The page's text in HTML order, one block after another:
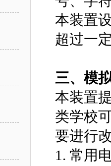
本装置
超过一
三、模
本装置
类学校
要进行
1. 常用